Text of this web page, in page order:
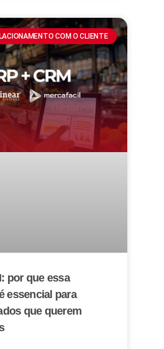
COM O CLIENTE
por que essa
essencial para
que querem